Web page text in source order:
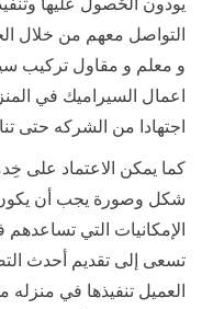
التواصل معهم من خلال
و معلم و مقاول تركيب
اعمال السيراميك في
اجتهادا من الشركه حتى
كما يمكن الاعتماد على
شكل وصورة يجب أن يكون
الإمكانيات التي
تسعى إلى تقديم أحدث
العميل تنفيذها في منزله